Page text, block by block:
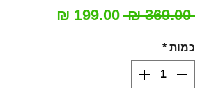
‏369.00 ‏₪
מחיר
כמות *